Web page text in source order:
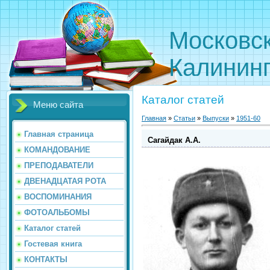
Меню сайта
Главная страница
КОМАНДОВАНИЕ
ПРЕПОДАВАТЕЛИ
ДВЕНАДЦАТАЯ РОТА
ВОСПОМИНАНИЯ
ФОТОАЛЬБОМЫ
Каталог статей
Гостевая книга
КОНТАКТЫ
Каталог статей
Главная » Статьи » Выпуски » 1951-60
Сагайдак А.А.